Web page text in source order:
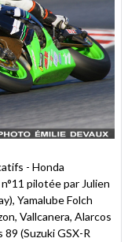
- Honda
pilotée par Julien
Yamalube Folch
Vallcanera, Alarcos
(Suzuki GSX-R